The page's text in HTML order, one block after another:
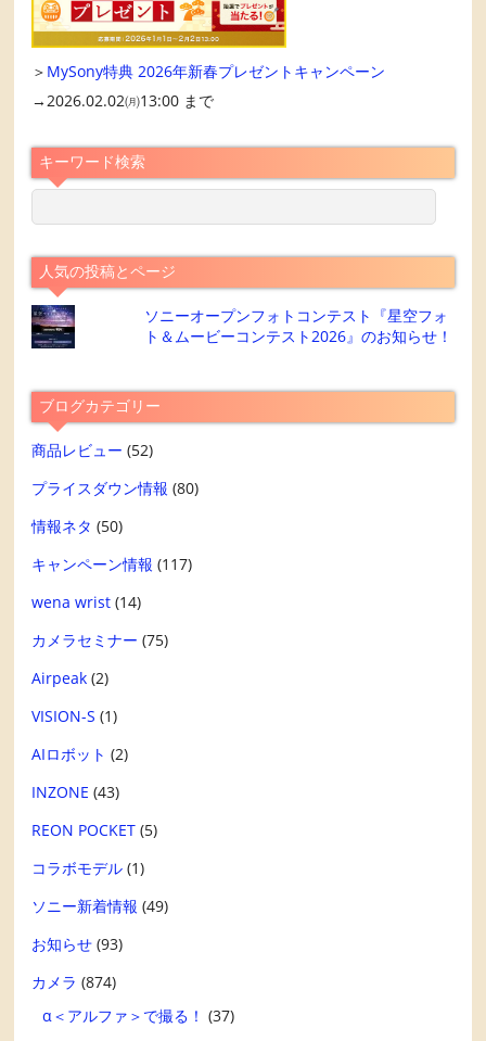
＞ MySony特典 2026年新春プレゼントキャンペーン
→2026.02.02㈪13:00 まで
キーワード検索
人気の投稿とページ
ソニーオープンフォトコンテスト『星空フォ
ト＆ムービーコンテスト2026』のお知らせ！
ブログカテゴリー
商品レビュー (52)
プライスダウン情報 (80)
情報ネタ (50)
キャンペーン情報 (117)
wena wrist (14)
カメラセミナー (75)
Airpeak (2)
VISION-S (1)
AIロボット (2)
INZONE (43)
REON POCKET (5)
コラボモデル (1)
ソニー新着情報 (49)
お知らせ (93)
カメラ (874)
α＜アルファ＞で撮る！ (37)